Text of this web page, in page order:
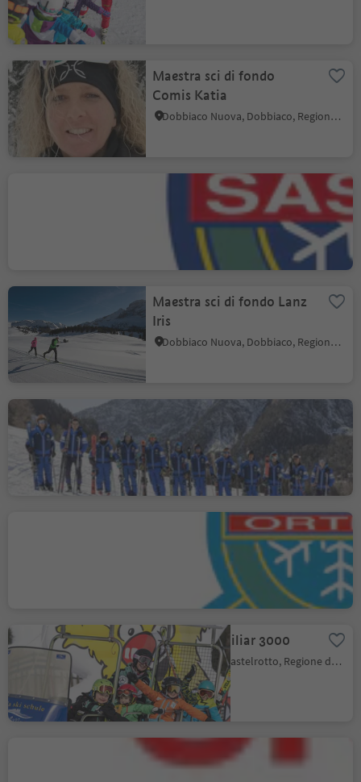
Maestra sci di fondo
Comis Katia
Dobbiaco Nuova, Dobbiaco, Regione dolomitica 3 Cime
Scuola Sci e Snowboard
Ortisei/Urtijëi, Ortisei, Regione dolomitica Val Gardena
Maestra sci di fondo Lanz
Iris
Dobbiaco Nuova, Dobbiaco, Regione dolomitica 3 Cime
Villabassa/Braies
Villabassa, Regione dolomitica 3 Cime
Scuola Sci e Snowboard
Ortisei/Urtijëi, Ortisei, Regione dolomitica Val Gardena
Scuola Sci Sciliar 3000
Alpe di Siusi, Castelrotto, Regione dolomitica Alpe di Siusi
Scuola di sci & snowboard
S. Cristina